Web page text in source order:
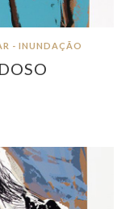
- INUNDAÇÃO